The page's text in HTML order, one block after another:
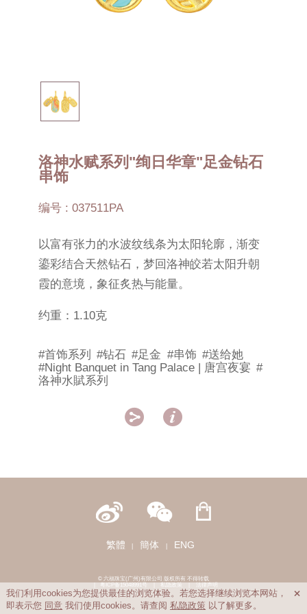
洛神水赋系列"绚日华章"足金钻石
串饰
编号 : 037511PA
以富有张力的水波纹线条为太阳轮廓，渐变
鎏彩结合天然钻石，梦回洛神皎若太阳升朝
霞的意境，象征炙热与能量。
约重：1.10克
#首饰系列 #钻石 #足金 #串饰 #送给她
#Night Banquet in Tang Palace | 唐宫夜宴 #
洛神水賦系列
 
繁體 簡体 ENG
© 六福珠宝(广州)有限公司 版权所有 不得转载
|
粤ICP备15048991号 | 私隐政策 | 法律声明
我们利用cookies为您提供最佳的浏览体验。若您选择继续浏览本网站，
即表示您 同意 我们使用cookies。请查阅私隐政策 以了解更多。
